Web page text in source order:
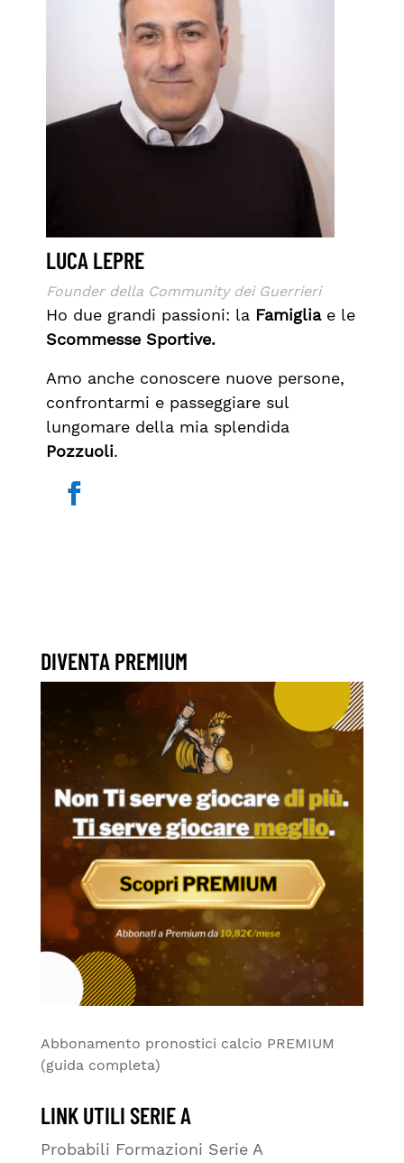
LUCA LEPRE
Founder della Community dei Guerrieri
Ho due grandi passioni: la Famigliae le
Scommesse Sportive.
Amo anche conoscere nuove persone,
confrontarmi e passeggiare sul
lungomare della mia splendida
Pozzuoli.
DIVENTA PREMIUM
Abbonamento pronostici calcio PREMIUM
(guida completa)
LINK UTILI SERIE A
Probabili Formazioni Serie A